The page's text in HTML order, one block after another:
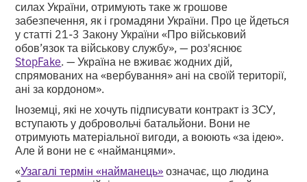
силах України, отримують таке ж грошове
забезпечення, як і громадяни України. Про це йдеться
у статті 21-3 Закону України «Про військовий
обов’язок та військову службу», — роз'яснює
StopFake. — Україна не вживає жодних дій,
спрямованих на «вербування» ані на своїй території,
ані за кордоном».
Іноземці, які не хочуть підписувати контракт із ЗСУ,
вступають у добровольчі батальйони. Вони не
отримують матеріальної вигоди, а воюють «за ідею».
Але й вони не є «найманцями».
«Узагалі термін «найманець»означає, що людина